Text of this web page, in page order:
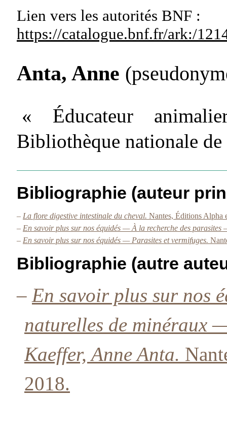
Lien vers les autorités BNF :
https://catalogue.bnf.fr/ark:/
Anta, Anne
« Éducateur
Bibliothèque nationale de
Bibliographie (auteur
– La flore digestive intestinale du cheval. Nantes, Éditions Alpha
– En savoir plus sur nos équidés — À la recherche des
– En savoir plus sur nos équidés — Parasites et vermifuges.
Bibliographie (autre
– En savoir plus sur nos
naturelles de minéraux
Kaeffer, Anne Anta.
2018.